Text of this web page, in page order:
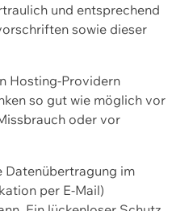
und entsprechend
sowie dieser
Hosting-Providern
so gut wie möglich vor
oder vor
Datenübertragung im
per E-Mail)